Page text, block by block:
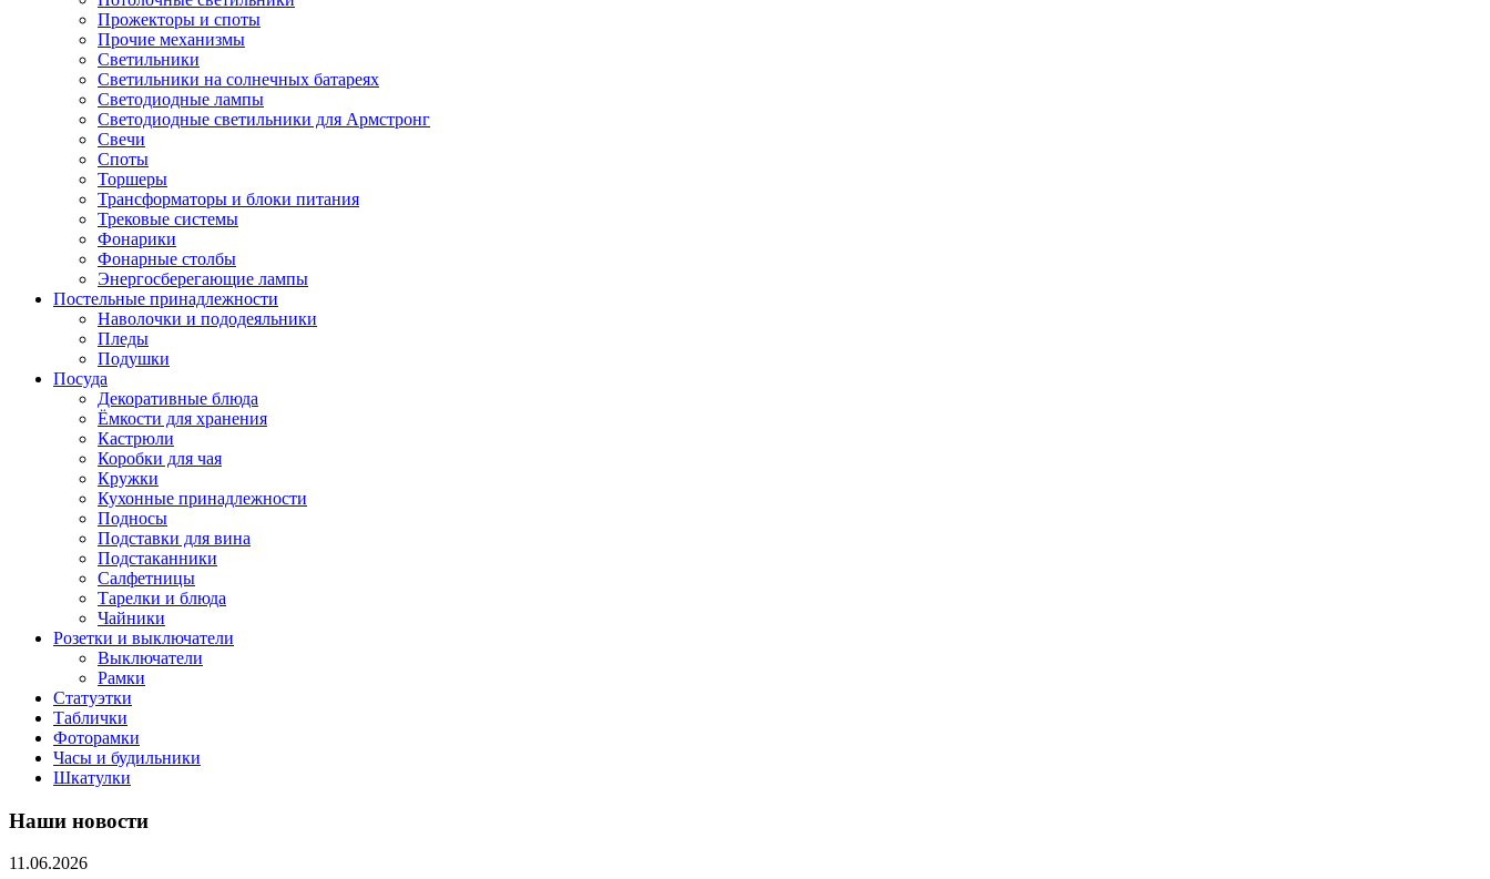
Прожекторы и споты
Прочие механизмы
Светильники
Светильники на солнечных батареях
Светодиодные лампы
Светодиодные светильники для Армстронг
Свечи
Споты
Торшеры
Трансформаторы и блоки питания
Трековые системы
Фонарики
Фонарные столбы
Энергосберегающие лампы
Постельные принадлежности
Наволочки и пододеяльники
Пледы
Подушки
Посуда
Декоративные блюда
Ёмкости для хранения
Кастрюли
Коробки для чая
Кружки
Кухонные принадлежности
Подносы
Подставки для вина
Подстаканники
Салфетницы
Тарелки и блюда
Чайники
Розетки и выключатели
Выключатели
Рамки
Статуэтки
Таблички
Фоторамки
Часы и будильники
Шкатулки
Наши новости
11.06.2026